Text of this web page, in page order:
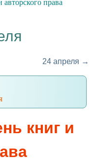
права
24 апреля →
книг и